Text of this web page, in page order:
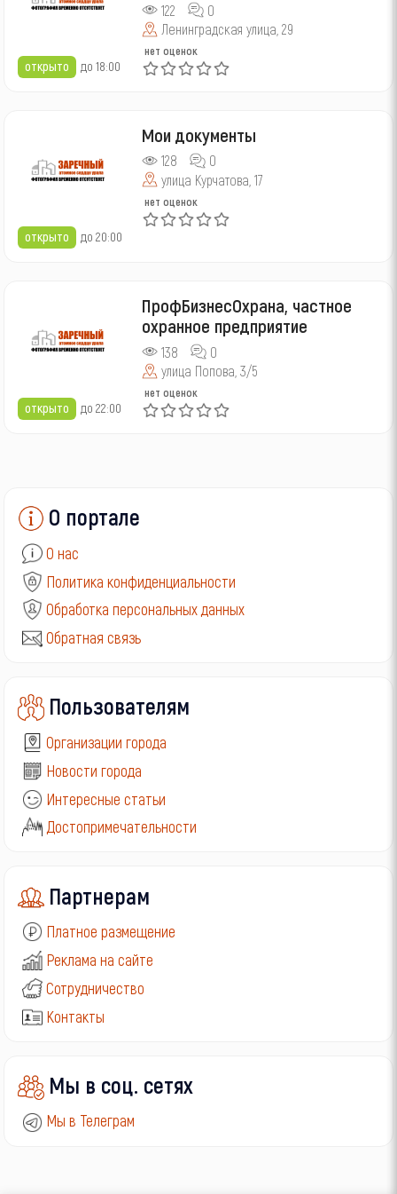
открыто до 18:00
122
0
Ленинградская улица, 29
нет оценок
открыто до 20:00
Мои документы
128
0
улица Курчатова, 17
нет оценок
открыто до 22:00
ПрофБизнесОхрана, частное
охранное предприятие
138
0
улица Попова, 3/5
нет оценок
О портале
О нас
Политика конфиденциальности
Обработка персональных данных
Обратная связь
Пользователям
Организации города
Новости города
Интересные статьи
Достопримечательности
Партнерам
Платное размещение
Реклама на сайте
Сотрудничество
Контакты
Мы в соц. сетях
Мы в Телеграм